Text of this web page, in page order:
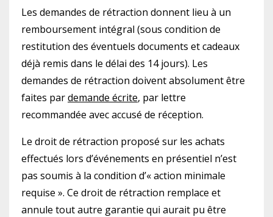
Les demandes de rétraction donnent lieu à un
remboursement intégral (sous condition de
restitution des éventuels documents et cadeaux
déjà remis dans le délai des 14 jours). Les
demandes de rétraction doivent absolument être
faites pardemande écrite, par lettre
recommandée avec accusé de réception.
Le droit de rétraction proposé sur les achats
effectués lors d’événements en présentiel n’est
pas soumis à la condition d’« action minimale
requise ». Ce droit de rétraction remplace et
annule tout autre garantie qui aurait pu être